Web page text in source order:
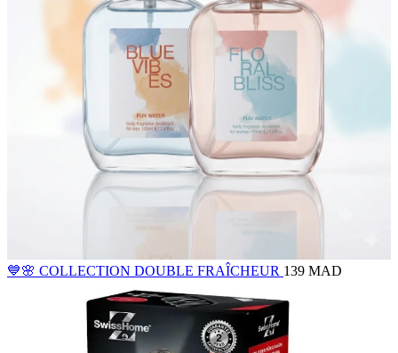
💙🌸 COLLECTION DOUBLE FRAÎCHEUR 139 MAD